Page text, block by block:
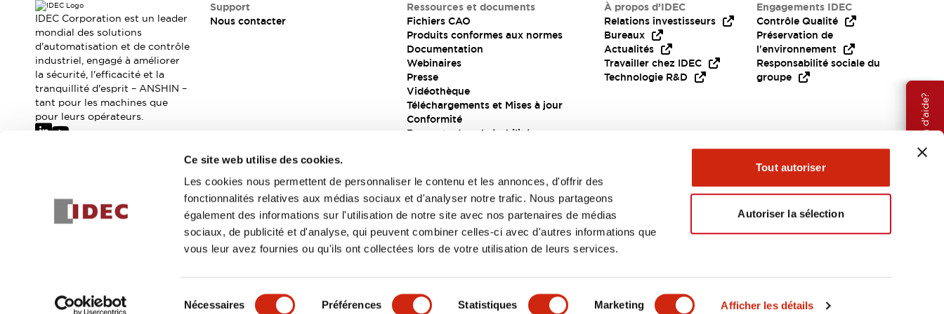
Ce site web utilise des cookies.
Les cookies nous permettent de personnaliser le contenu et les annonces, d'offrir des
fonctionnalités relatives aux médias sociaux et d'analyser notre trafic. Nous partageons
également des informations sur l'utilisation de notre site avec nos partenaires de médias
sociaux, de publicité et d'analyse, qui peuvent combiner celles-ci avec d'autres informations que
vous leur avez fournies ou qu'ils ont collectées lors de votre utilisation de leurs services.
Nécessaires Préférences Statistiques Marketing Afficher les détails
Tout autoriser
Autoriser la sélection
Où acheter
Distributeurs en ligne
Besoin d'aide?
DÉTAILS DU PRODUIT CARACTÉRISTIQUES CLÉS SPÉCIFICATIONS DOCUMENTS ET FICHIERS
IDEC Corporation est un leader
mondial des solutions
d'automatisation et de contrôle
industriel, engagé à améliorer
la sécurité, l'efficacité et la
tranquillité d'esprit – ANSHIN –
tant pour les machines que
pour leurs opérateurs.
Support
Nous contacter
Ressources et documents
Fichiers CAO
Produits conformes aux normes
Documentation
Webinaires
Presse
Vidéothèque
Téléchargements et Mises à jour
Conformité
Rapports de vulnérabilité
À propos d’IDEC
Relations investisseurs
Bureaux
Actualités
Travailler chez IDEC
Technologie R&D
Engagements IDEC
Contrôle Qualité
Préservation de
l'environnement
Responsabilité sociale du
groupe
Inscrivez-vous
Politique de confidentialitéConditions générales EMEA